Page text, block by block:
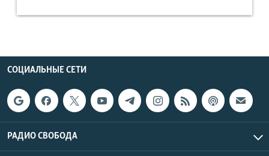
СОЦИАЛЬНЫЕ СЕТИ
РАДИО СВОБОДА